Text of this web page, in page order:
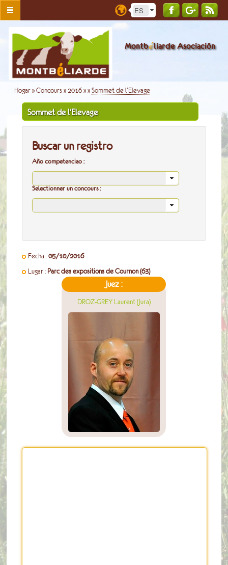
Montbéliarde Asociación
Hogar »Concours »2016 »»Sommet de l'Elevage
Sommet de l'Elevage
Buscar un registro
Año competenciao :
Selectionner un concours :
Fecha :05/10/2016
Lugar : Parc des expositions de Cournon (63)
Juez :
DROZ-GREY Laurent (Jura)